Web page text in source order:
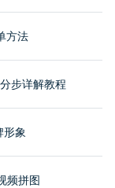
方法
步详解教程
象
频拼图